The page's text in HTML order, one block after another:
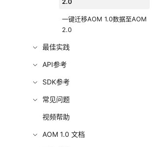
一键迁移AOM 1.0数据至AOM
2.0
最佳实践
API参考
SDK参考
常见问题
视频帮助
AOM 1.0 文档